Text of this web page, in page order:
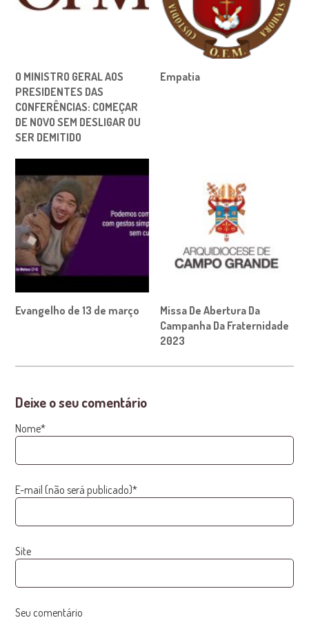
O MINISTRO GERAL AOS
PRESIDENTES DAS
CONFERÊNCIAS: COMEÇAR
DE NOVO SEM DESLIGAR OU
SER DEMITIDO
Empatia
Evangelho de 13 de março
Missa De Abertura Da
Campanha Da Fraternidade
2023
Deixe o seu comentário
Nome*
E-mail (não será publicado)*
Site
Seu comentário